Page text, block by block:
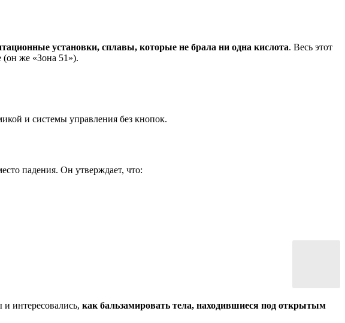
установки, сплавы, которые не брала ни одна кислота. Весь этот
(он же «Зона 51»).
и системы управления без кнопок.
падения. Он утверждает, что:
интересовались, как бальзамировать тела, находившиеся под открытым